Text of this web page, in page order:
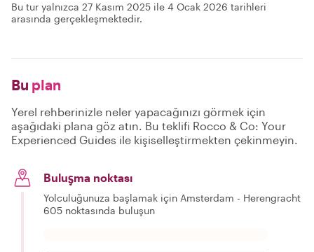
Bu tur yalnızca 27 Kasım 2025 ile 4 Ocak 2026 tarihleri
arasında gerçekleşmektedir.
Bu plan
Yerel rehberinizle neler yapacağınızı görmek için
aşağıdaki plana göz atın. Bu teklifi Rocco & Co: Your
Experienced Guides ile kişiselleştirmekten çekinmeyin.
Buluşma noktası
Yolculuğunuza başlamak için Amsterdam - Herengracht
605 noktasında buluşun